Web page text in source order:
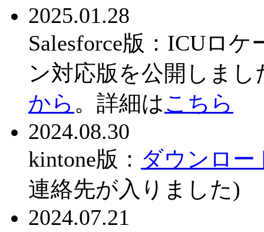
2025.01.28
Salesforce版：ICUロ
ン対応版を公開しま
から 。詳細はこちら
2024.08.30
kintone版： ダウンロー
連絡先が入りました)
2024.07.21